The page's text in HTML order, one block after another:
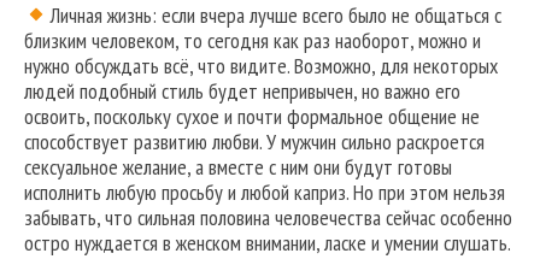
Личная жизнь: если вчера лучше всего было не общаться с
близким человеком, то сегодня как раз наоборот, можно и
нужно обсуждать всё, что видите. Возможно, для некоторых
людей подобный стиль будет непривычен, но важно его
освоить, поскольку сухое и почти формальное общение не
способствует развитию любви. У мужчин сильно раскроется
сексуальное желание, а вместе с ним они будут готовы
исполнить любую просьбу и любой каприз. Но при этом нельзя
забывать, что сильная половина человечества сейчас особенно
остро нуждается в женском внимании, ласке и умении слушать.